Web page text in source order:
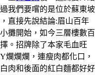
我們要嚐的是位於蘇東坡
直接先說結論:眉山百年
攤開始，如今三層樓數百
。招牌除了本家毛血旺
爛爛爛，連瘦肉都化口，
肉和後面的紅白麵都好好